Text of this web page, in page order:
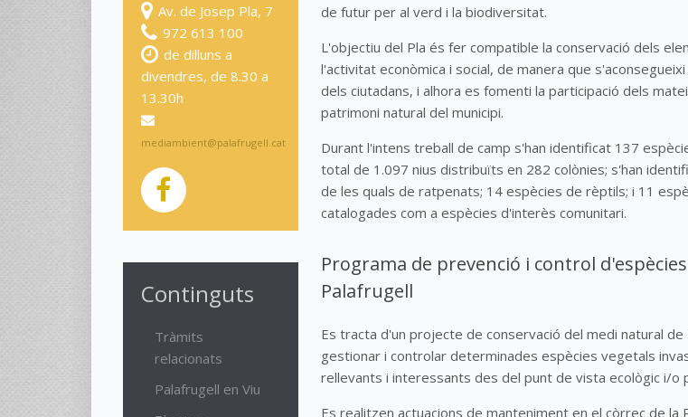
de futur per al verd i la biodiversitat.
L'objectiu del Pla és fer compatible la conservació dels
l'activitat econòmica i social, de manera que
dels ciutadans, i alhora es fomenti la participació dels
patrimoni natural del municipi.
Durant l'intens treball de camp s'han identificat 137
total de 1.097 nius distribuïts en 282 colònies; s'han
de les quals de ratpenats; 14 espècies de rèptils; i 11
catalogades com a espècies d'interès comunitari.
Programa de prevenció i control
Palafrugell
Es tracta d'un projecte de conservació del medi natural
gestionar i controlar determinades espècies vegetals
rellevants i interessants des del punt de vista ecològic i/o
Es realitzen actuacions de manteniment en el còrrec de la
Av. de Josep Pla, 7
972 613 100
de dilluns a
divendres, de 8.30 a
13.30h
mediambient@palafrugell.cat
Continguts
Tràmits
relacionats
Palafrugell en Viu